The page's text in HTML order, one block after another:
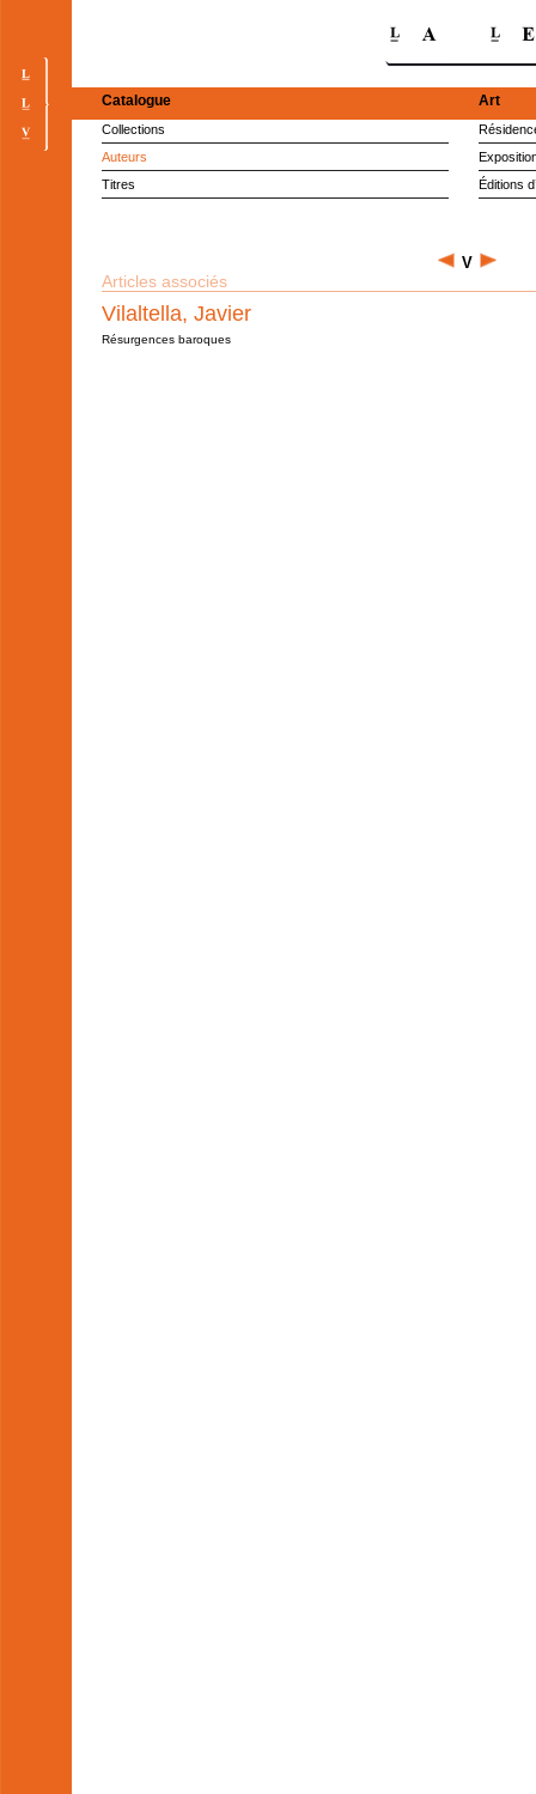
Catalogue
Collections
Auteurs
Titres
Art
Éditions
V
Articles associés
Vilaltella, Javier
Résurgences baroques